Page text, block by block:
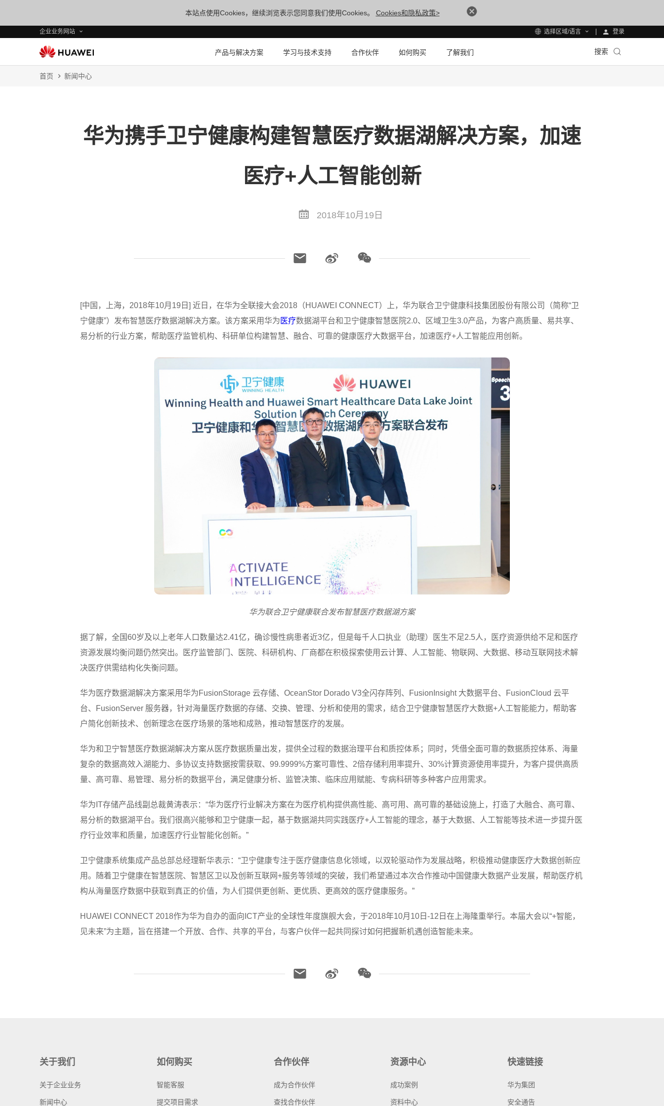
本站点使用Cookies，继续浏览表示您同意我们使用Cookies。 Cookies和隐私政策>
企业业务网站 选择区域/语言 登录
产品与解决方案 学习与技术支持 合作伙伴 如何购买 了解我们 搜索
首页 新闻中心
华为携手卫宁健康构建智慧医疗数据湖解决方案，加速
医疗+人工智能创新
2018年10月19日
[中国，上海，2018年10月19日] 近日，在华为全联接大会2018（HUAWEI CONNECT）上，华为联合卫宁健康科技集团股份有限公司（简称“卫
宁健康”）发布智慧医疗数据湖解决方案。该方案采用华为 医疗数据湖平台和卫宁健康智慧医院2.0、区域卫生3.0产品，为客户高质量、易共享、
易分析的行业方案，帮助医疗监管机构、科研单位构建智慧、融合、可靠的健康医疗大数据平台，加速医疗+人工智能应用创新。
华为联合卫宁健康联合发布智慧医疗数据湖方案
据了解，全国60岁及以上老年人口数量达2.41亿，确诊慢性病患者近3亿，但是每千人口执业（助理）医生不足2.5人，医疗资源供给不足和医疗
资源发展均衡问题仍然突出。医疗监管部门、医院、科研机构、厂商都在积极探索使用云计算、人工智能、物联网、大数据、移动互联网技术解
决医疗供需结构化失衡问题。
华为医疗数据湖解决方案采用华为FusionStorage 云存储、OceanStor Dorado V3全闪存阵列、FusionInsight 大数据平台、FusionCloud 云平
台、FusionServer 服务器，针对海量医疗数据的存储、交换、管理、分析和使用的需求，结合卫宁健康智慧医疗大数据+人工智能能力，帮助客
户简化创新技术、创新理念在医疗场景的落地和成熟，推动智慧医疗的发展。
华为和卫宁智慧医疗数据湖解决方案从医疗数据质量出发，提供全过程的数据治理平台和质控体系；同时，凭借全面可靠的数据质控体系、海量
复杂的数据高效入湖能力、多协议支持数据按需获取、99.9999%方案可靠性、2倍存储利用率提升、30%计算资源使用率提升，为客户提供高质
量、高可靠、易管理、易分析的数据平台，满足健康分析、监管决策、临床应用赋能、专病科研等多种客户应用需求。
华为IT存储产品线副总裁黄涛表示：“华为医疗行业解决方案在为医疗机构提供高性能、高可用、高可靠的基础设施上，打造了大融合、高可靠、
易分析的数据湖平台。我们很高兴能够和卫宁健康一起，基于数据湖共同实践医疗+人工智能的理念，基于大数据、人工智能等技术进一步提升医
疗行业效率和质量，加速医疗行业智能化创新。”
卫宁健康系统集成产品总部总经理靳华表示：“卫宁健康专注于医疗健康信息化领域，以双轮驱动作为发展战略，积极推动健康医疗大数据创新应
用。随着卫宁健康在智慧医院、智慧区卫以及创新互联网+服务等领域的突破，我们希望通过本次合作推动中国健康大数据产业发展，帮助医疗机
构从海量医疗数据中获取到真正的价值，为人们提供更创新、更优质、更高效的医疗健康服务。”
HUAWEI CONNECT 2018作为华为自办的面向ICT产业的全球性年度旗舰大会，于2018年10月10日-12日在上海隆重举行。本届大会以“+智能，
见未来”为主题，旨在搭建一个开放、合作、共享的平台，与客户伙伴一起共同探讨如何把握新机遇创造智能未来。
关于我们
关于企业业务
新闻中心
如何购买
智能客服
提交项目需求
合作伙伴
成为合作伙伴
查找合作伙伴
资源中心
成功案例
资料中心
快速链接
华为集团
安全通告